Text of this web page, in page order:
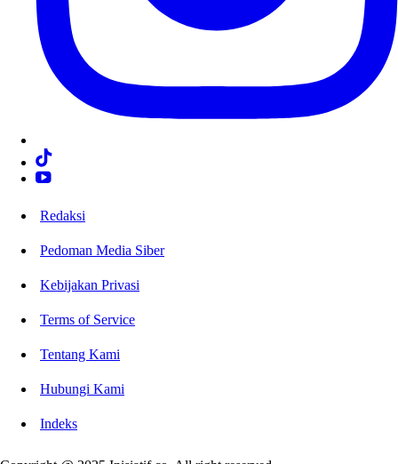
Redaksi
Pedoman Media Siber
Kebijakan Privasi
Terms of Service
Tentang Kami
Hubungi Kami
Indeks